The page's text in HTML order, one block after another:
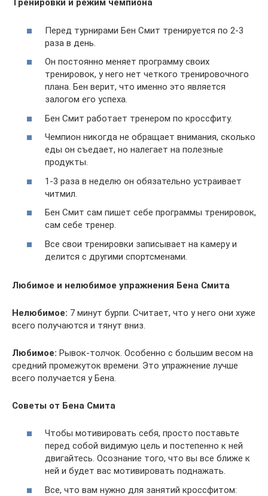
Тренировки и режим чемпиона
Перед турнирами Бен Смит тренируется по 2-3
раза в день.
Он постоянно меняет программу своих
тренировок, у него нет четкого тренировочного
плана. Бен верит, что именно это является
залогом его успеха.
Бен Смит работает тренером по кроссфиту.
Чемпион никогда не обращает внимания, сколько
еды он съедает, но налегает на полезные
продукты.
1-3 раза в неделю он обязательно устраивает
читмил.
Бен Смит сам пишет себе программы тренировок,
сам себе тренер.
Все свои тренировки записывает на камеру и
делится с другими спортсменами.
Любимое и нелюбимое упражнения Бена Смита
Нелюбимое: 7 минут бурпи. Считает, что у него они хуже
всего получаются и тянут вниз.
Любимое: Рывок-толчок. Особенно с большим весом на
средний промежуток времени. Это упражнение лучше
всего получается у Бена.
Советы от Бена Смита
Чтобы мотивировать себя, просто поставьте
перед собой видимую цель и постепенно к ней
двигайтесь. Осознание того, что вы все ближе к
ней и будет вас мотивировать поднажать.
Все, что вам нужно для занятий кроссфитом: